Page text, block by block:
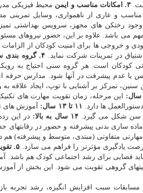
۳. امکانات مناسب و ایمن
محیط فیزیکی
و عاری از ناهمواری، وسایل تمرینی
وجود رختکن های مجهز، سرویس بهداشتی
می باشد. علاوه بر این، حضور نیروهای
و خروجی ها برای امنیت کودکان از
در تمرینات شرکت نماید. ۴. گروه بندی سنی دقیق
کودکان است. هر گروه سنی احتیاج به
یا عدم پیشرفت در آنها شود. مدارس
سنین، تمرکز بر آشنایی با توپ، ایجاد علاقه
این مرحله، زمان تقویت مهارت های
ها دارد. ۱۱ تا ۱۳ سال:
آموزش های
سن شکل می گیرد.۱۴ سال به بالا:
در این
سازی بدنی پیشرفته و حضور در رقابتهای
متفاوتی (مبتدی، متوسط و پیشرفته) هم
یادگیری مؤثرتر را فراهم می سازد. ۵. تقویت مهارت های ذهنی و اجتماعی
برای رشد اجتماعی کودک هم باشد.
گروهی تقویت می شود. این بخش از
سبب افزایش انگیزه، رشد تجربه